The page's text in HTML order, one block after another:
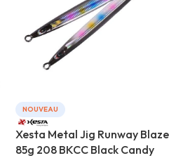
NOUVEAU
Xesta Metal Jig Runway Blaze
85g 208 BKCC Black Candy